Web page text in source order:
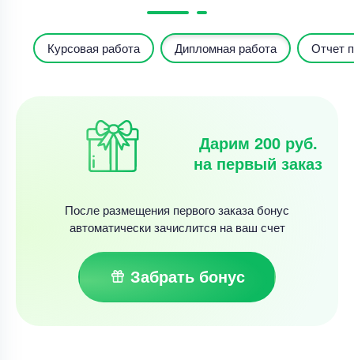
Курсовая работа Дипломная работа Отчет
Дарим 200 руб.
на первый заказ
После размещения первого заказа бонус
автоматически зачислится на ваш счет
Забрать бонус